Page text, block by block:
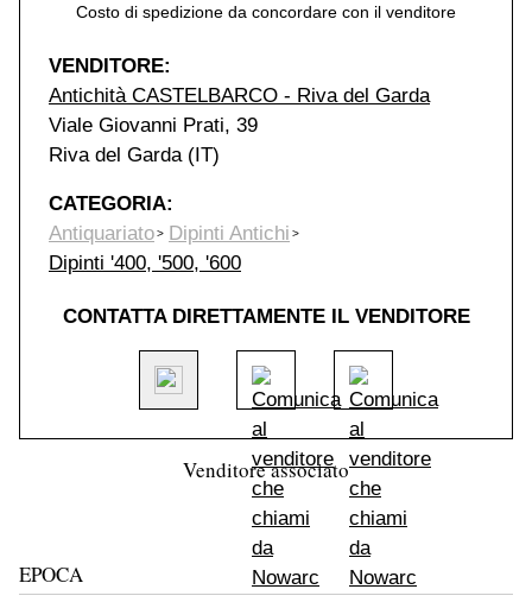
Costo di spedizione da concordare con il venditore
VENDITORE:
Antichità CASTELBARCO - Riva del Garda
Viale Giovanni Prati, 39
Riva del Garda (IT)
CATEGORIA:
Antiquariato
Dipinti Antichi
Dipinti '400, '500, '600
CONTATTA DIRETTAMENTE IL VENDITORE
Venditore associato
EPOCA